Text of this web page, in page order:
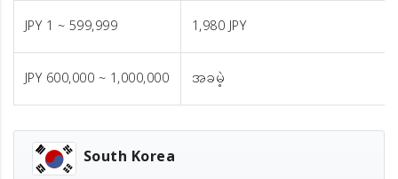
JPY 1 ~ 599,999
1,980 JPY
JPY 600,000 ~ 1,000,000
အခမဲ့
South Korea